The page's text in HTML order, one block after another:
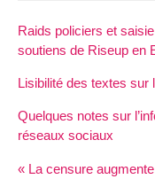
Raids policiers et
soutiens de Riseup en
Lisibilité des textes sur
Quelques notes sur
réseaux sociaux
« La censure